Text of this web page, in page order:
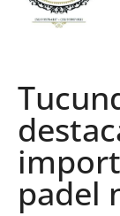
padel